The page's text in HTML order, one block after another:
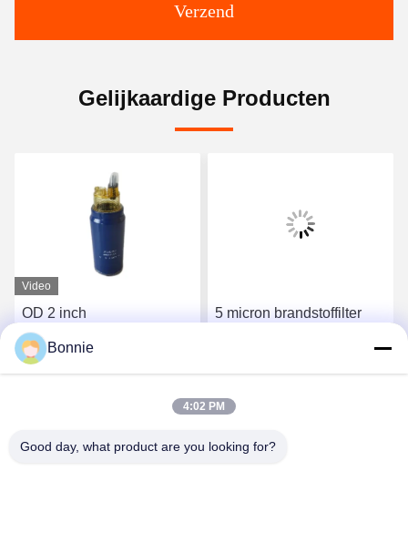
Verzend
Gelijkaardige Producten
Video
OD 2 inch
voertuigbrandstoffilters
90GPH OEM nummer
612600081335
Vind de beste prijs
5 micron brandstoffilter
nummer
Bonnie
4:02 PM
Good day, what product are you looking for?